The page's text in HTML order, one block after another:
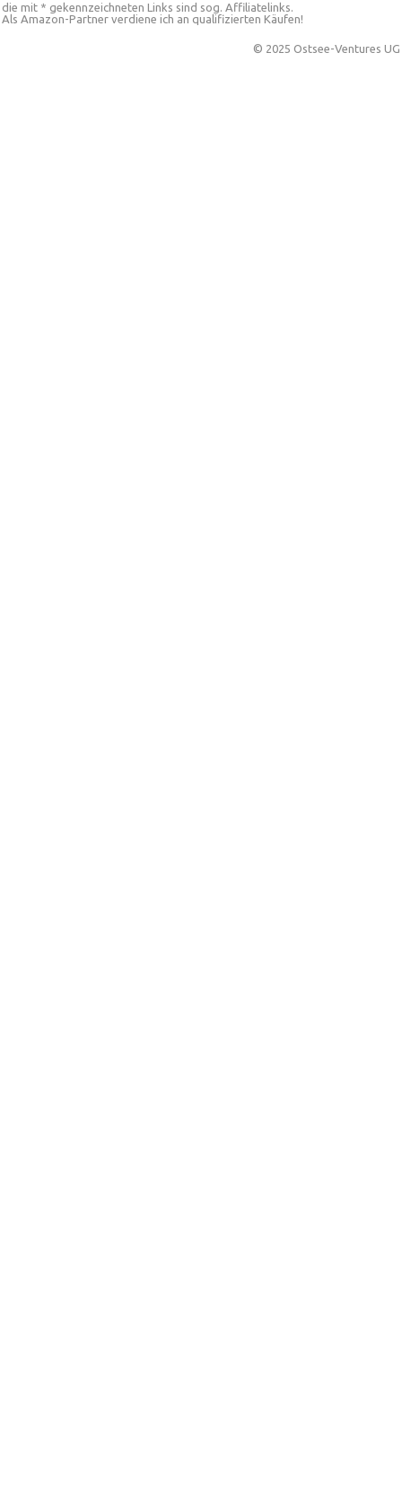
die mit * gekennzeichneten Links sind sog. Affiliatelinks.
Als Amazon-Partner verdiene ich an qualifizierten Käufen!
© 2025 Ostsee-Ventures UG